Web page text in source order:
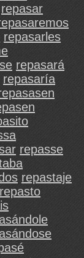
repasar
repasarles
repasará
repasaría
repasse
repastaje
repasto